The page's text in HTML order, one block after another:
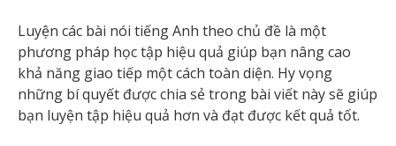
Luyện các bài nói tiếng Anh theo chủ đề là một
phương pháp học tập hiệu quả giúp bạn nâng cao
khả năng giao tiếp một cách toàn diện. Hy vọng
những bí quyết được chia sẻ trong bài viết này sẽ giúp
bạn luyện tập hiệu quả hơn và đạt được kết quả tốt.